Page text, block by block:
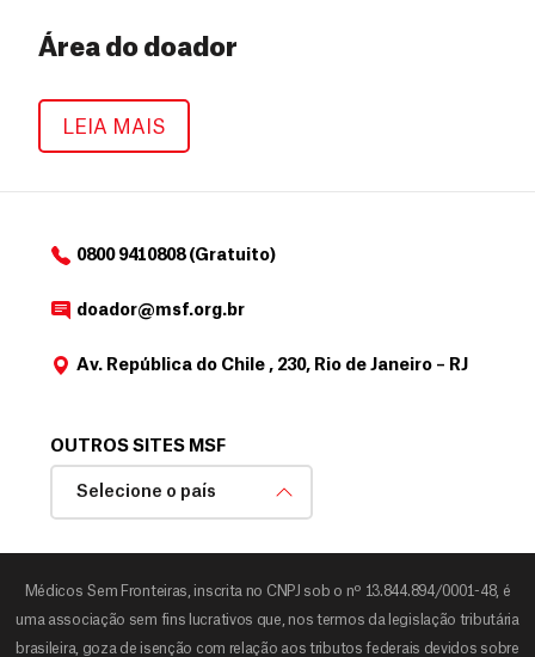
Área do doador
Área do doador
LEIA MAIS
0800 9410808 (Gratuito)
doador@msf.org.br
Av. República do Chile , 230, Rio de Janeiro – RJ
OUTROS SITES MSF
Selecione o país
Médicos Sem Fronteiras, inscrita no CNPJ sob o nº 13.844.894/0001-48, é
uma associação sem fins lucrativos que, nos termos da legislação tributária
brasileira, goza de isenção com relação aos tributos federais devidos sobre